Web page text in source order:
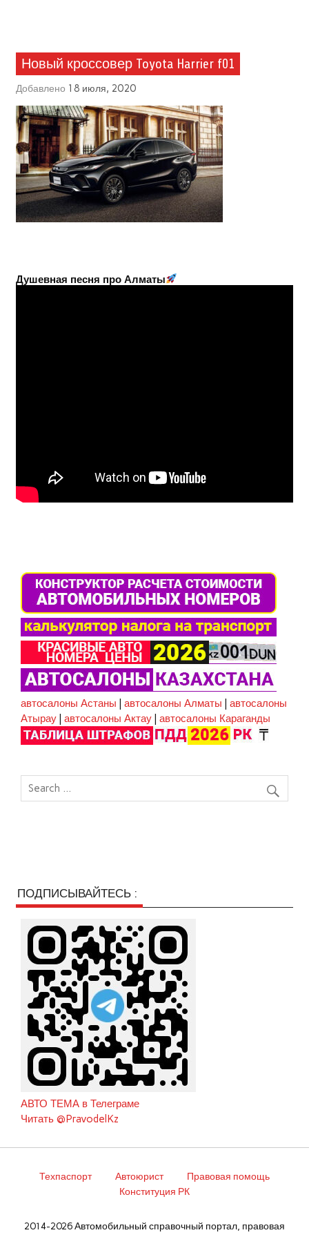
Новый кроссовер Toyota Harrier f01
Добавлено 18 июля, 2020
Душевная песня про Алматы
автосалоны Астаны |автосалоны Алматы |автосалоны
Атырау |автосалоны Актау |автосалоны Караганды
ПОДПИСЫВАЙТЕСЬ :
АВТО ТЕМА в Телеграме
Читать @PravodelKz
Техпаспорт Автоюрист
Правовая помощь
Конституция РК
2014-2026 Автомобильный справочный портал, правовая